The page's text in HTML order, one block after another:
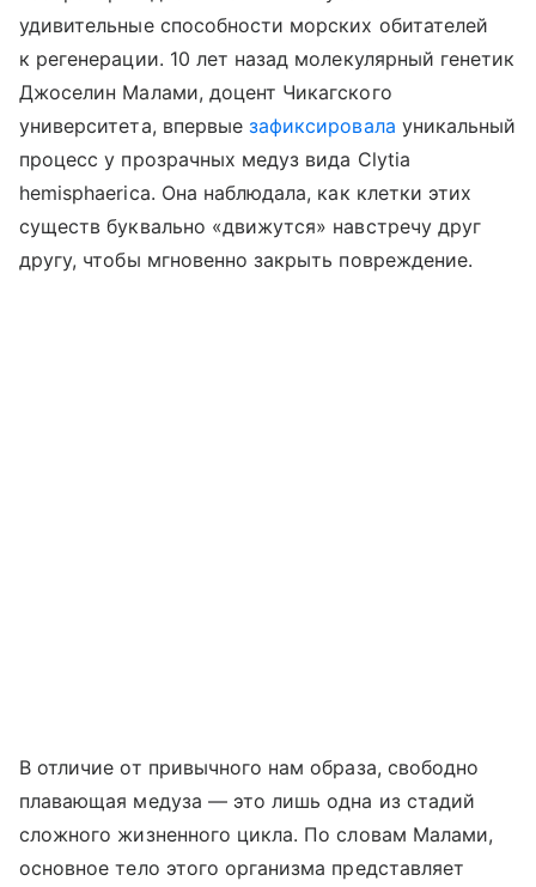
удивительные способности морских обитателей
к регенерации. 10 лет назад молекулярный генетик
Джоселин Малами, доцент Чикагского
университета, впервыезафиксировала уникальный
процесс у прозрачных медуз вида Clytia
hemisphaerica. Она наблюдала, как клетки этих
существ буквально «движутся» навстречу друг
другу, чтобы мгновенно закрыть повреждение.
В отличие от привычного нам образа, свободно
плавающая медуза — это лишь одна из стадий
сложного жизненного цикла. По словам Малами,
основное тело этого организма представляет